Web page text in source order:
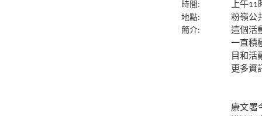
時間:
上午11
地點:
粉嶺公
簡介:
這個活
一直積
目和活
更多資
康文署